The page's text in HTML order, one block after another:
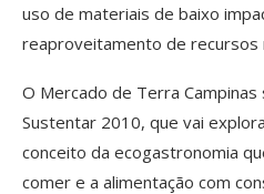
uso de materiais de baixo
reaproveitamento de recursos
O Mercado de Terra
Sustentar 2010, que vai
conceito da ecogastronomia
comer e a alimentação com